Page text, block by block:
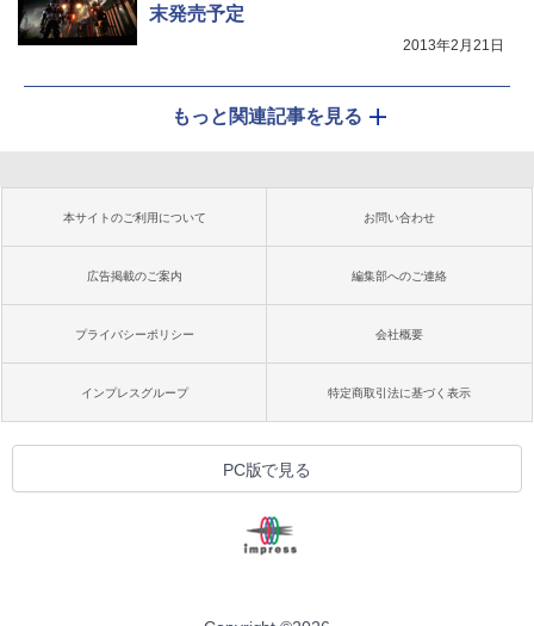
末発売予定
2013年2月21日
もっと関連記事を見る
本サイトのご利用について お問い合わせ
広告掲載のご案内 編集部へのご連絡
プライバシーポリシー 会社概要
インプレスグループ 特定商取引法に基づく表示
PC版で見る